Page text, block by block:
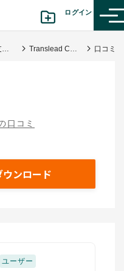
ログイン
情報掲載をご希望の方へ
SFA(営業支援システム) Translead CRM
口コミ
ンロード
ユーザー